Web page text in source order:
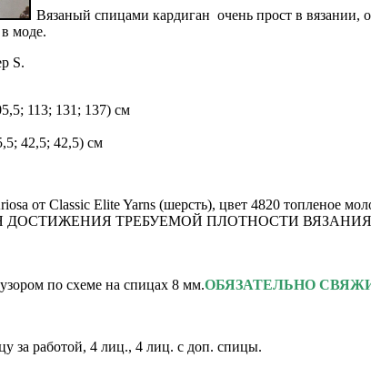
Вязаный спицами кардиган очень прост в
в моде.
S.
113; 131; 137) см
42,5; 42,5) см
от Classic Elite Yarns (шерсть), цвет 4820 топленое
ДОСТИЖЕНИЯ ТРЕБУЕМОЙ ПЛОТНОСТИ ВЯЗАНИЯ
по схеме на спицах 8 мм.ОБЯЗАТЕЛЬНО
за работой, 4 лиц., 4 лиц. с доп. спицы.